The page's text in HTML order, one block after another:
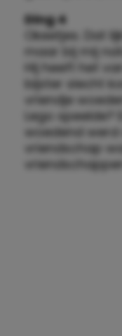
Ding 4
Okeetjes. Dat
maar bij mij
Hij heeft het
bijster slecht
vriendje
Lego
woedend
vriendschap